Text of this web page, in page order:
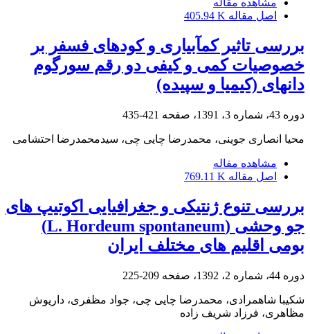
مشاهده مقاله
اصل مقاله 405.94 K
بررسی تاثیر کم‏آبیاری و کودهای فسفر بر
خصوصیات‏ کمی و کیفی دو رقم سورگوم
دانه‏ای (کیمیا و سپیده)
دوره 43، شماره 3، 1391، صفحه 421-435
محیا انصاری جوینی، محمدرضا چایی چی، سیدمحمدرضا احتشامی
مشاهده مقاله
اصل مقاله 769.11 K
بررسی تنوع ژنتیکی و جغرافیایی اکوتیپ های
جو وحشی (L. Hordeum spontaneum)
بومی اقلیم های مختلف ایران
دوره 44، شماره 2، 1392، صفحه 209-225
شکیبا شاهمرادی، محمدرضا چایی چی، جواد مظفری، داریوش
مظاهری، فرزاد شریف زاده